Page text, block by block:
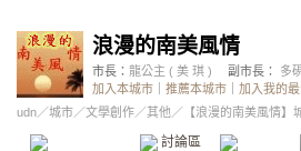
浪漫的南美風情
市長： 龍公主 ( 美 琪 ) 副市長： 多
加入本城市
推薦本城市 加入我的最
udn／城市／文學創作／其他 ／ 【浪漫的南美風情】
討論區 精華區